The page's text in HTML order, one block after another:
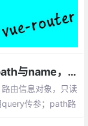
vue-router中$route与$router，path与name，params与query的区别梳理
由信息对象，只读
query传参；path路